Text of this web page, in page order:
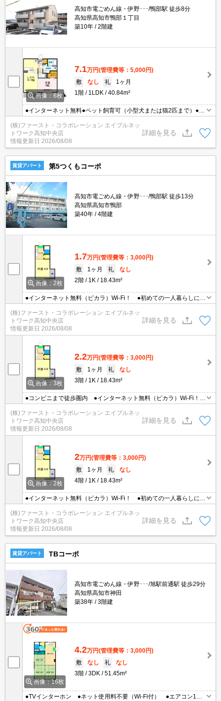
高知市電ごめん線・伊野･･･/鴨部駅 徒歩8分
高知県高知市鴨部１丁目
築10年
2階建
画像：6枚
7.1万円(管理費等：5,000円)
敷
なし 礼
1ヶ月
1階
1LDK 40.84m²
●インターネット無料●ペット飼育可（小型犬または猫2匹まで）●エ
アコン(LDK) ●温水洗浄暖房便座
(株)ファースト・コラボレーション エイブルネッ
トワーク高知中央店
情報更新日 2026/08/08
詳細を見る
賃貸アパート 第5つくもコーポ
高知市電ごめん線・伊野･･･/鴨部駅 徒歩13分
高知県高知市鴨部
築40年
4階建
画像：2枚
1.7万円(管理費等：3,000円)
敷
1ヶ月 礼
なし
2階
1K 18.43m²
●インターネット無料（ピカラ）Wi-Fi！ ●初めての一人暮らしにオ
ススメ♪ ●照明・エアコン付き！
(株)ファースト・コラボレーション エイブルネッ
トワーク高知中央店
情報更新日 2026/08/08
詳細を見る
画像：3枚
2.2万円(管理費等：3,000円)
敷
1ヶ月 礼
なし
3階
1K 18.43m²
●コンビニまで徒歩圏内 ●インターネット無料（ピカラ）Wi-Fi！
●照明・エアコン付き！
(株)ファースト・コラボレーション エイブルネッ
トワーク高知中央店
情報更新日 2026/08/08
詳細を見る
画像：2枚
2万円(管理費等：3,000円)
敷
1ヶ月 礼
なし
4階
1K 18.43m²
●インターネット無料（ピカラ）Wi-Fi！ ●初めての一人暮らしにオ
ススメ♪ ●照明・エアコン付き！
(株)ファースト・コラボレーション エイブルネッ
トワーク高知中央店
情報更新日 2026/08/08
詳細を見る
賃貸アパート TBコーポ
高知市電ごめん線・伊野･･･/旭駅前通駅 徒歩29分
高知県高知市神田
築38年
3階建
画像：16枚
4.2万円(管理費等：3,000円)
敷
なし 礼
なし
3階
3DK 51.45m²
●TVインターホン ●ネット使用料不要（Wi-Fi付） ●エアコン1台